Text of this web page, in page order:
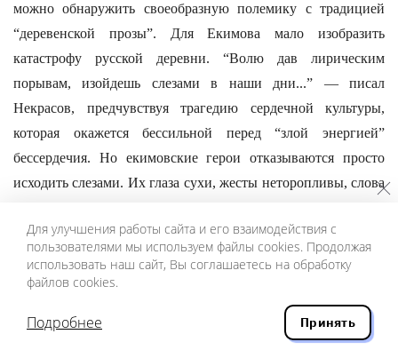
можно обнаружить своеобразную полемику с традицией
“деревенской прозы”. Для Екимова мало изобразить
катастрофу русской деревни. “Волю дав лирическим
порывам, изойдешь слезами в наши дни...” — писал
Некрасов, предчувствуя трагедию сердечной культуры,
которая окажется бессильной перед “злой энергией”
бессердечия. Но екимовские герои отказываются просто
исходить слезами. Их глаза сухи, жесты неторопливы, слова
сердечнымдеятелемстановится деревенский мальчик,
перекочевавший в “Пиночета” в качестве не главного
персонажа.) Это какой-то другой, совсем новый виток
В повести “Пиночет” слово “сердце” встречается
Для улучшения работы сайта и его взаимодействия с
пользователями мы используем файлы cookies. Продолжая
использовать наш сайт, Вы соглашаетесь на обработку
файлов cookies.
Подробнее Принять